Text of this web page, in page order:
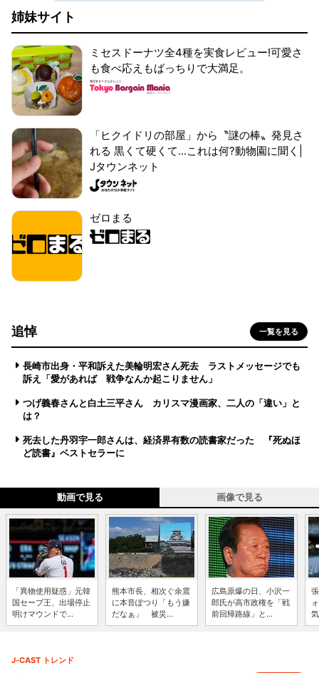
姉妹サイト
ミセスドーナツ全4種を実食レビュー!可愛さ
も食べ応えもばっちりで大満足。
「ヒクイドリの部屋」から〝謎の棒〟発見さ
れる 黒くて硬くて...これは何?動物園に聞く|
Jタウンネット
ゼロまる
追悼 一覧を見る
長崎市出身・平和訴えた美輪明宏さん死去 ラストメッセージでも
訴え「愛があれば 戦争なんか起こりません」
つげ義春さんと白土三平さん カリスマ漫画家、二人の「違い」と
は？
死去した丹羽宇一郎さんは、経済界有数の読書家だった 『死ぬほ
ど読書』ベストセラーに
動画で見る 画像で見る
「異物使用疑惑」元韓
国セーブ王、出場停止
明けマウンドで...
熊本市長、相次ぐ余震
に本音ぽつり「もう嫌
だなぁ」 被災...
広島原爆の日、小沢一
郎氏が高市政権を「戦
前回帰路線」と...
J-CAST トレンド